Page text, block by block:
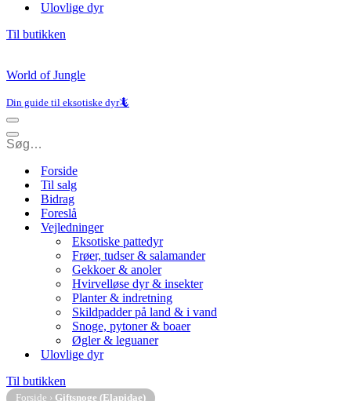
Ulovlige dyr
Til butikken
World of Jungle
Din guide til eksotiske dyr🦎
Navigation
menu
Navigation
menu
Forside
Til salg
Bidrag
Foreslå
Vejledninger
Eksotiske pattedyr
Frøer, tudser & salamander
Gekkoer & anoler
Hvirvelløse dyr & insekter
Planter & indretning
Skildpadder på land & i vand
Snoge, pytoner & boaer
Øgler & leguaner
Ulovlige dyr
Til butikken
Forside › Giftsnoge (Elapidae)